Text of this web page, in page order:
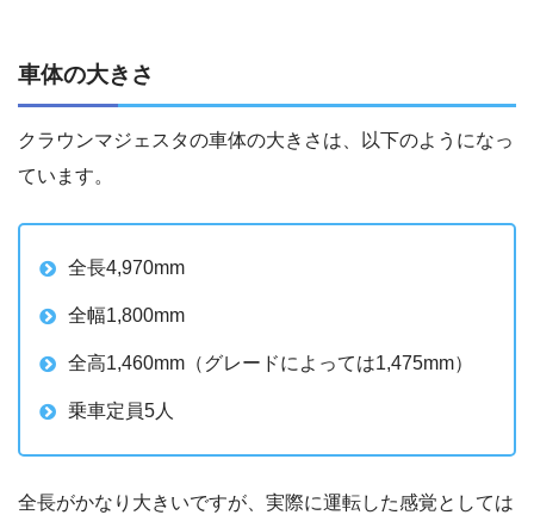
車体の大きさ
クラウンマジェスタの車体の大きさは、以下のようになっ
ています。
全長4,970mm
全幅1,800mm
全高1,460mm（グレードによっては1,475mm）
乗車定員5人
全長がかなり大きいですが、実際に運転した感覚としては